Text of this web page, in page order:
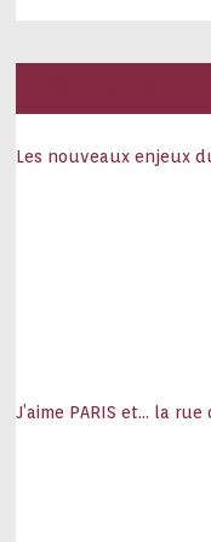
Les nouveaux enjeux
J’aime PARIS et… la